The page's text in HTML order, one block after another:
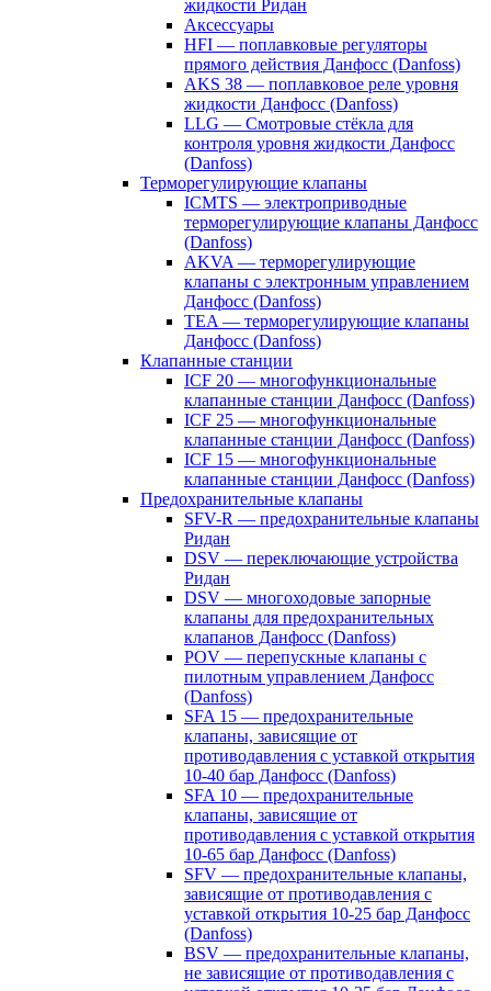
жидкости Ридан
Аксессуары
HFI — поплавковые регуляторы
прямого действия Данфосс (Danfoss)
AKS 38 — поплавковое реле уровня
жидкости Данфосс (Danfoss)
LLG — Смотровые стёкла для
контроля уровня жидкости Данфосс
(Danfoss)
Терморегулирующие клапаны
ICMTS — электроприводные
терморегулирующие клапаны Данфосс
(Danfoss)
AKVA — терморегулирующие
клапаны с электронным управлением
Данфосс (Danfoss)
TEA — терморегулирующие клапаны
Данфосс (Danfoss)
Клапанные станции
ICF 20 — многофункциональные
клапанные станции Данфосс (Danfoss)
ICF 25 — многофункциональные
клапанные станции Данфосс (Danfoss)
ICF 15 — многофункциональные
клапанные станции Данфосс (Danfoss)
Предохранительные клапаны
SFV-R — предохранительные клапаны
Ридан
DSV — переключающие устройства
Ридан
DSV — многоходовые запорные
клапаны для предохранительных
клапанов Данфосс (Danfoss)
POV — перепускные клапаны с
пилотным управлением Данфосс
(Danfoss)
SFA 15 — предохранительные
клапаны, зависящие от
противодавления с уставкой открытия
10-40 бар Данфосс (Danfoss)
SFA 10 — предохранительные
клапаны, зависящие от
противодавления с уставкой открытия
10-65 бар Данфосс (Danfoss)
SFV — предохранительные клапаны,
зависящие от противодавления с
уставкой открытия 10-25 бар Данфосс
(Danfoss)
BSV — предохранительные клапаны,
не зависящие от противодавления с